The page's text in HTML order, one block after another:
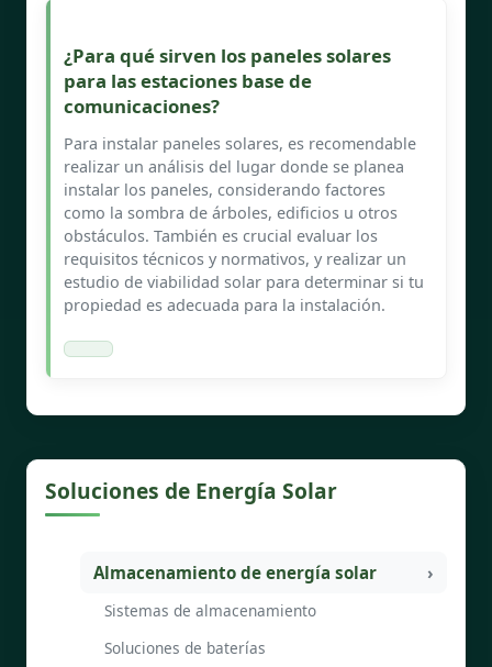
¿Para qué sirven los paneles solares
para las estaciones base de
comunicaciones?
Para instalar paneles solares, es recomendable
realizar un análisis del lugar donde se planea
instalar los paneles, considerando factores
como la sombra de árboles, edificios u otros
obstáculos. También es crucial evaluar los
requisitos técnicos y normativos, y realizar un
estudio de viabilidad solar para determinar si tu
propiedad es adecuada para la instalación.
Soluciones de Energía Solar
Almacenamiento de energía solar
Sistemas de almacenamiento
Soluciones de baterías